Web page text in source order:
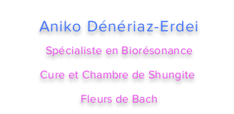
Aniko Dénériaz-Erdei
Spécialiste en Biorésonance
Cure et Chambre de Shungite
Fleurs de Bach